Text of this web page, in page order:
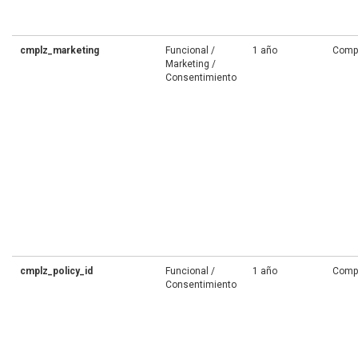
cmplz_marketing
Funcional /
Marketing /
Consentimiento
1 año
cmplz_policy_id
Funcional /
Consentimiento
1 año